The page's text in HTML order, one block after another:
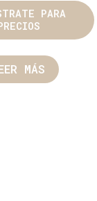
PARA
MÁS